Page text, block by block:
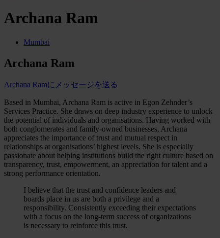
Archana Ram
Mumbai
Archana Ram
Archana Ramにメッセージを送る
Based in Mumbai, Archana Ram is active in Egon Zehnder’s
Services Practice. She draws on deep industry experience to unlock
the potential of individuals and organisations. Having worked with
both conglomerates and family-owned businesses, Archana
appreciates the importance of trust and mutual respect in
relationships at organisations’ highest levels. She is especially
passionate about helping institutions build the right culture based on
transparency, trust, empowerment, an appreciation for talent and a
strong performance orientation.
I believe that the trust and confidence leaders and
boards place in us are both a privilege and a
responsibility. Consistently exceeding their expectations
with a focus on the long-term success of organizations
is necessary to reinforce this trust.